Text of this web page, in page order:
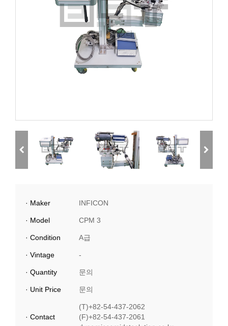
· Maker INFICON
· Model CPM 3
· Condition A급
· Vintage -
· Quantity 문의
· Unit Price 문의
· Contact
(T)+82-54-437-2062
(F)+82-54-437-2061